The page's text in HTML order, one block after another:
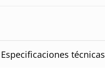
Especificaciones técnicas